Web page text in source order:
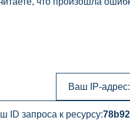
Ваш IP-адрес:
ID запроса к ресурсу: